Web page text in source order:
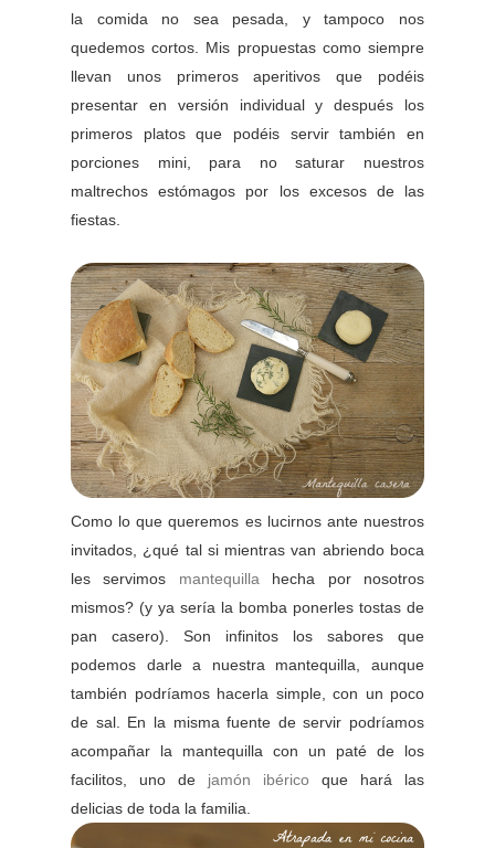
la comida no sea pesada, y tampoco nos
quedemos cortos. Mis propuestas como siempre
llevan unos primeros aperitivos que podéis
presentar en versión individual y después los
primeros platos que podéis servir también en
porciones mini, para no saturar nuestros
maltrechos estómagos por los excesos de las
fiestas.
Como lo que queremos es lucirnos ante nuestros
invitados, ¿qué tal si mientras van abriendo boca
les servimos mantequilla hecha por nosotros
mismos? (y ya sería la bomba ponerles tostas de
pan casero). Son infinitos los sabores que
podemos darle a nuestra mantequilla, aunque
también podríamos hacerla simple, con un poco
de sal. En la misma fuente de servir podríamos
acompañar la mantequilla con un paté de los
facilitos, uno de jamón ibérico que hará las
delicias de toda la familia.